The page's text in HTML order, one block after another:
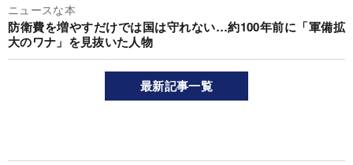
ニュースな本
防衛費を増やすだけでは国は守れない…約100年前に「軍備拡
大のワナ」を見抜いた人物
最新記事一覧